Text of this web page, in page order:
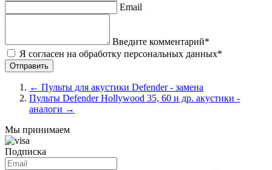
Email
Введите комментарий*
Я согласен на обработку персональных данных*
← Пульты для акустики Defender - замена
Пульты Defender Hollywood 35, 60 и др. акустики -
аналоги →
Мы принимаем
Подписка